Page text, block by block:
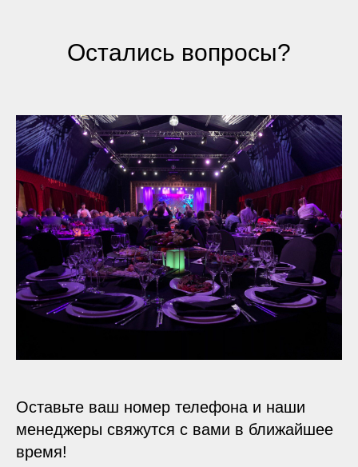
Остались вопросы?
Оставьте ваш номер телефона и наши
менеджеры свяжутся с вами в ближайшее
время!